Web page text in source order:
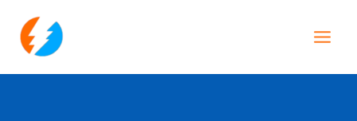
contenu